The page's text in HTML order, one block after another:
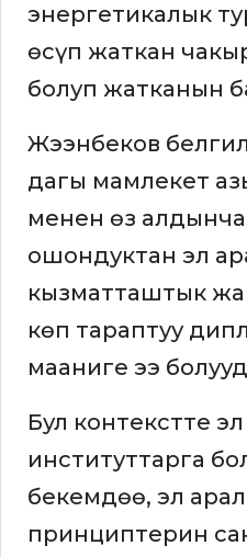
энергетикалык
өсүп жаткан
болуп жатканын
Жээнбеков
дагы мамлекет
менен өз
ошондуктан эл
кызматташтык
көп тараптуу
мааниге ээ
Бул контекстте
институттарга
бекемдөө, эл
принциптерин